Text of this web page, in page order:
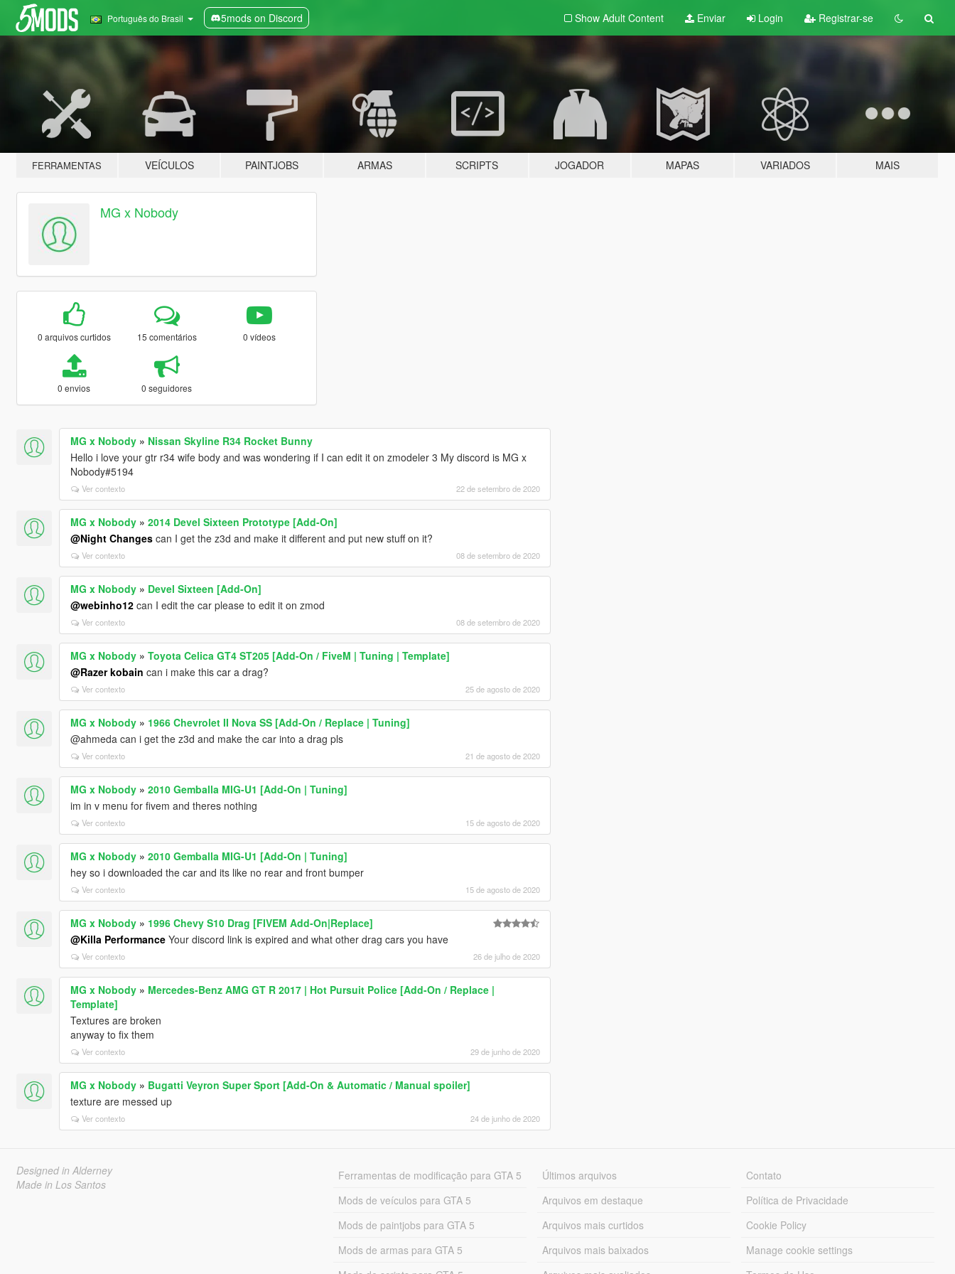
Português do Brasil 5mods on Discord Show Adult Content Enviar Login Registrar-se
FERRAMENTAS VEÍCULOS PAINTJOBS ARMAS SCRIPTS JOGADOR MAPAS VARIADOS MAIS
MG x Nobody
0 arquivos curtidos 15 comentários 0 vídeos
0 envios 0 seguidores
MG x Nobody» Nissan Skyline R34 Rocket Bunny
Hello i love your gtr r34 wife body and was wondering if I can edit it on zmodeler 3 My discord is MG x
Nobody#5194
Ver contexto 22 de setembro de 2020
MG x Nobody» 2014 Devel Sixteen Prototype [Add-On]
@Night Changescan I get the z3d and make it different and put new stuff on it?
Ver contexto 08 de setembro de 2020
MG x Nobody» Devel Sixteen [Add-On]
@webinho12can I edit the car please to edit it on zmod
Ver contexto 08 de setembro de 2020
MG x Nobody» Toyota Celica GT4 ST205 [Add-On / FiveM | Tuning | Template]
@Razer kobain can i make this car a drag?
Ver contexto 25 de agosto de 2020
MG x Nobody» 1966 Chevrolet II Nova SS [Add-On / Replace | Tuning]
@ahmeda can i get the z3d and make the car into a drag pls
Ver contexto 21 de agosto de 2020
MG x Nobody» 2010 Gemballa MIG-U1 [Add-On | Tuning]
im in v menu for fivem and theres nothing
Ver contexto 15 de agosto de 2020
MG x Nobody» 2010 Gemballa MIG-U1 [Add-On | Tuning]
hey so i downloaded the car and its like no rear and front bumper
Ver contexto 15 de agosto de 2020
MG x Nobody» 1996 Chevy S10 Drag [FIVEM Add-On|Replace]
@Killa PerformanceYour discord link is expired and what other drag cars you have
Ver contexto 26 de julho de 2020
MG x Nobody» Mercedes-Benz AMG GT R 2017 | Hot Pursuit Police [Add-On / Replace |
Template]
Textures are broken
anyway to fix them
Ver contexto 29 de junho de 2020
MG x Nobody» Bugatti Veyron Super Sport [Add-On & Automatic / Manual spoiler]
texture are messed up
Ver contexto 24 de junho de 2020
Designed in Alderney
Made in Los Santos
Ferramentas de modificação para GTA 5
Mods de veículos para GTA 5
Mods de paintjobs para GTA 5
Mods de armas para GTA 5
Últimos arquivos
Arquivos em destaque
Arquivos mais curtidos
Arquivos mais baixados
Contato
Política de Privacidade
Cookie Policy
Manage cookie settings